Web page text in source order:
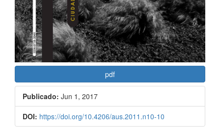
pdf
Publicado: Jun 1, 2017
DOI: https://doi.org/10.4206/aus.2011.n10-10